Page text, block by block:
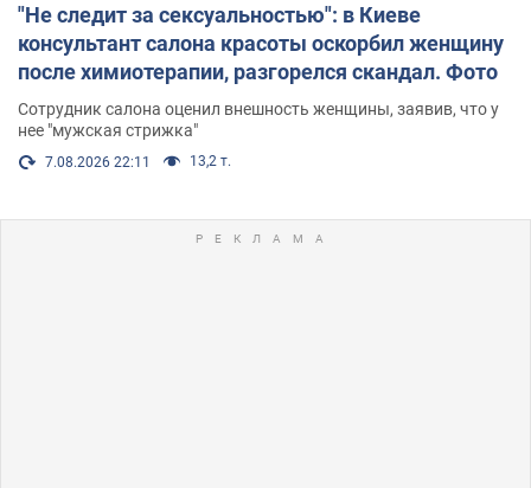
"Не следит за сексуальностью": в Киеве
консультант салона красоты оскорбил женщину
после химиотерапии, разгорелся скандал. Фото
Сотрудник салона оценил внешность женщины, заявив, что у
нее "мужская стрижка"
7.08.2026 22:11 13,2 т.